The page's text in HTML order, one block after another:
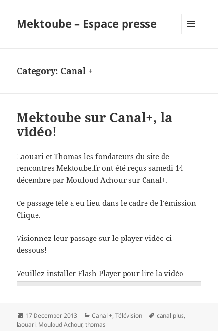
Mektoube – Espace presse
Category: Canal +
Mektoube sur Canal+, la
vidéo!
Laouari et Thomas les fondateurs du site de
rencontresMektoube.fr ont été reçus samedi 14
décembre par Mouloud Achour sur Canal+.
Ce passage télé a eu lieu dans le cadre del’émission
Clique.
Visionnez leur passage sur le player vidéo ci-
dessous!
Veuillez installer Flash Player pour lire la vidéo
Posted
on
17 December 2013 Categories
Canal +,Télévision Tags
canal plus,
laouari, Mouloud Achour,thomas